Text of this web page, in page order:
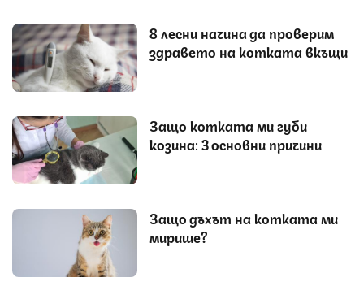
8 лесни начина да проверим
здравето на котката вкъщи
Защо котката ми губи
козина: 3 основни причини
Защо дъхът на котката ми
мирише?